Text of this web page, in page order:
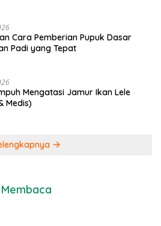
Cara Pemberian Pupuk Dasar
Padi yang Tepat
Mengatasi Jamur Ikan Lele
Medis)